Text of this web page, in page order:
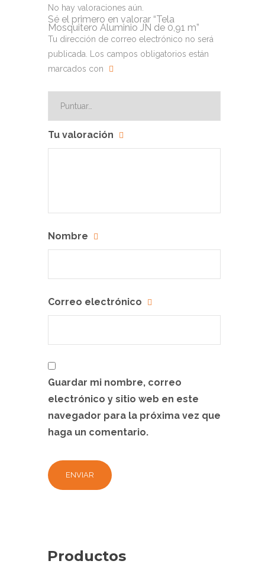
No hay valoraciones aún.
Sé el primero en valorar “Tela
Mosquitero Aluminio JN de 0,91 m”
Tu dirección de correo electrónico no será
publicada.
Los campos obligatorios están
marcados con
Tu valoración
Nombre
Correo electrónico
Guardar mi nombre, correo
electrónico y sitio web en este
navegador para la próxima vez que
haga un comentario.
Productos